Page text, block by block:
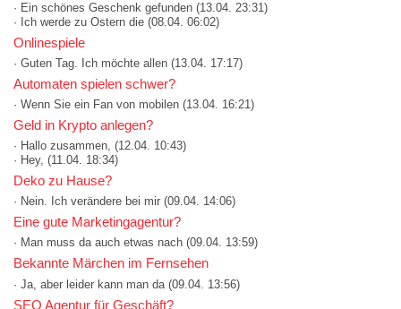
· Ein schönes Geschenk gefunden (13.04. 23:31)
· Ich werde zu Ostern die (08.04. 06:02)
Onlinespiele
· Guten Tag. Ich möchte allen (13.04. 17:17)
Automaten spielen schwer?
· Wenn Sie ein Fan von mobilen (13.04. 16:21)
Geld in Krypto anlegen?
· Hallo zusammen, (12.04. 10:43)
· Hey, (11.04. 18:34)
Deko zu Hause?
· Nein. Ich verändere bei mir (09.04. 14:06)
Eine gute Marketingagentur?
· Man muss da auch etwas nach (09.04. 13:59)
Bekannte Märchen im Fernsehen
· Ja, aber leider kann man da (09.04. 13:56)
SEO Agentur für Geschäft?